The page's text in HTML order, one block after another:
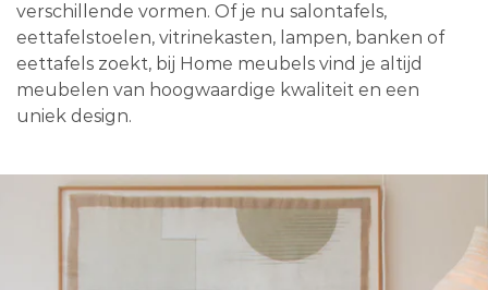
verschillende vormen. Of je nu salontafels,
eettafelstoelen, vitrinekasten, lampen, banken of
eettafels zoekt, bij Home meubels vind je altijd
meubelen van hoogwaardige kwaliteit en een
uniek design.